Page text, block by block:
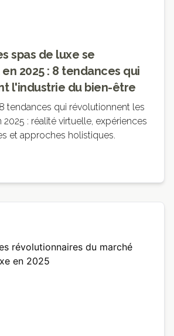
spas de luxe se
2025 : 8 tendances qui
l'industrie du bien-être
tendances qui révolutionnent les
: réalité virtuelle, expériences
et approches holistiques.